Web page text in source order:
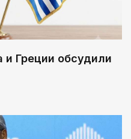
Греции обсудили